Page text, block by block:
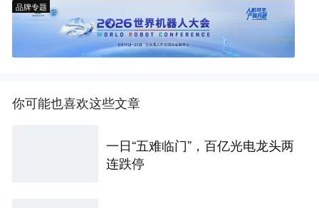
品牌专题
你可能也喜欢这些文章
一日“五难临门”，百亿光电龙头两
连跌停